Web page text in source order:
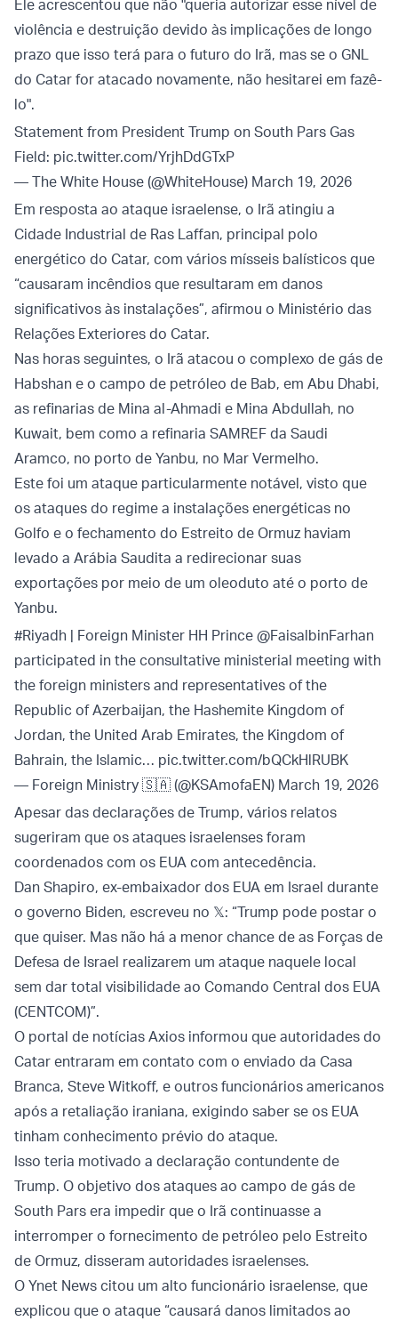
Ele acrescentou que não "queria autorizar esse nível de
violência e destruição devido às implicações de longo
prazo que isso terá para o futuro do Irã, mas se o GNL
do Catar for atacado novamente, não hesitarei em fazê-
lo".
Statement from President Trump on South Pars Gas
Field: pic.twitter.com/YrjhDdGTxP
— The White House (@WhiteHouse) March 19, 2026
Em resposta ao ataque israelense, o Irã atingiu a
Cidade Industrial de Ras Laffan, principal polo
energético do Catar, com vários mísseis balísticos que
“causaram incêndios que resultaram em danos
significativos às instalações”, afirmou o Ministério das
Relações Exteriores do Catar.
Nas horas seguintes, o Irã atacou o complexo de gás de
Habshan e o campo de petróleo de Bab, em Abu Dhabi,
as refinarias de Mina al-Ahmadi e Mina Abdullah, no
Kuwait, bem como a refinaria SAMREF da Saudi
Aramco, no porto de Yanbu, no Mar Vermelho.
Este foi um ataque particularmente notável, visto que
os ataques do regime a instalações energéticas no
Golfo e o fechamento do Estreito de Ormuz haviam
levado a Arábia Saudita a redirecionar suas
exportações por meio de um oleoduto até o porto de
Yanbu.
#Riyadh | Foreign Minister HH Prince @FaisalbinFarhan
participated in the consultative ministerial meeting with
the foreign ministers and representatives of the
Republic of Azerbaijan, the Hashemite Kingdom of
Jordan, the United Arab Emirates, the Kingdom of
Bahrain, the Islamic… pic.twitter.com/bQCkHlRUBK
— Foreign Ministry 🇸🇦 (@KSAmofaEN) March 19, 2026
Apesar das declarações de Trump, vários relatos
sugeriram que os ataques israelenses foram
coordenados com os EUA com antecedência.
Dan Shapiro, ex-embaixador dos EUA em Israel durante
o governo Biden, escreveu no 𝕏: “Trump pode postar o
que quiser. Mas não há a menor chance de as Forças de
Defesa de Israel realizarem um ataque naquele local
sem dar total visibilidade ao Comando Central dos EUA
(CENTCOM)”.
O portal de notícias Axios informou que autoridades do
Catar entraram em contato com o enviado da Casa
Branca, Steve Witkoff, e outros funcionários americanos
após a retaliação iraniana, exigindo saber se os EUA
tinham conhecimento prévio do ataque.
Isso teria motivado a declaração contundente de
Trump. O objetivo dos ataques ao campo de gás de
South Pars era impedir que o Irã continuasse a
interromper o fornecimento de petróleo pelo Estreito
de Ormuz, disseram autoridades israelenses.
O Ynet News citou um alto funcionário israelense, que
explicou que o ataque “causará danos limitados ao